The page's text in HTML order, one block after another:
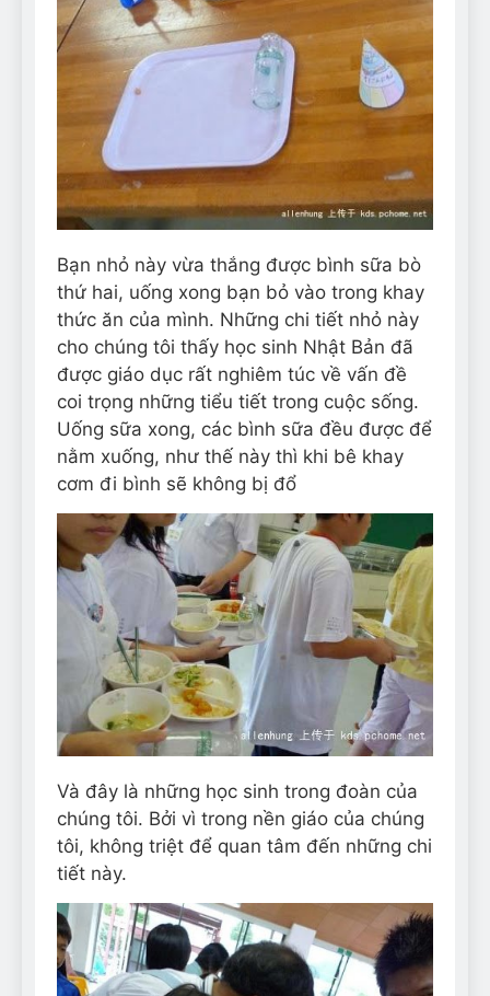
Bạn nhỏ này vừa thắng được bình sữa bò
thứ hai, uống xong bạn bỏ vào trong khay
thức ăn của mình. Những chi tiết nhỏ này
cho chúng tôi thấy học sinh Nhật Bản đã
được giáo dục rất nghiêm túc về vấn đề
coi trọng những tiểu tiết trong cuộc sống.
Uống sữa xong, các bình sữa đều được để
nằm xuống, như thế này thì khi bê khay
cơm đi bình sẽ không bị đổ
Và đây là những học sinh trong đoàn của
chúng tôi. Bởi vì trong nền giáo của chúng
tôi, không triệt để quan tâm đến những chi
tiết này.